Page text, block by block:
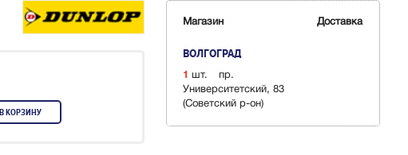
В КОРЗИНУ
Магазин Доставка
ВОЛГОГРАД
1 шт.
пр.
Университетский, 83
(Советский р-он)